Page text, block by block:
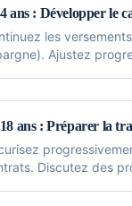
ans : Développer le
les
Ajustez
ans : Préparer la
Discutez des